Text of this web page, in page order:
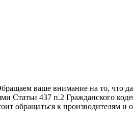
ваше внимание на то, что
Статьи 437 п.2 Гражданского
обращаться к производителям